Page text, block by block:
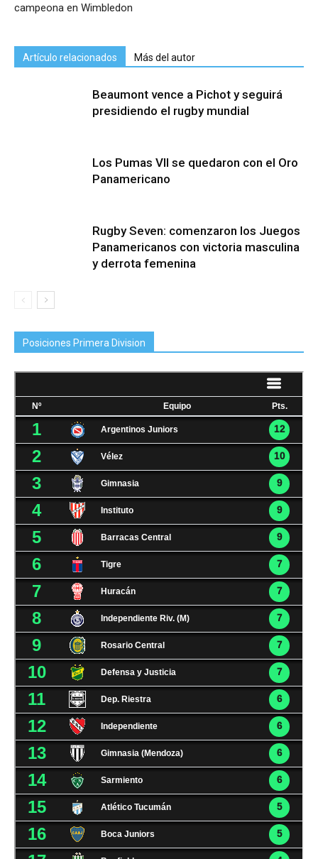
campeona en Wimbledon
Artículo relacionados Más del autor
Beaumont vence a Pichot y seguirá
presidiendo el rugby mundial
Los Pumas VII se quedaron con el Oro
Panamericano
Rugby Seven: comenzaron los Juegos
Panamericanos con victoria masculina
y derrota femenina
Posiciones Primera Division